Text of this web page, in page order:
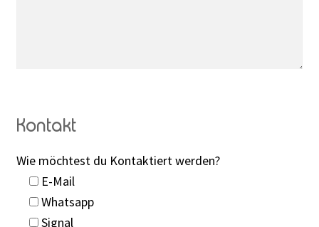
Kontakt
Wie möchtest du Kontaktiert werden?
E-Mail
Whatsapp
Signal